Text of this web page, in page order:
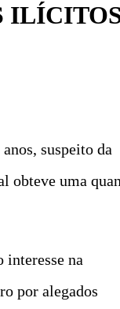
suspeito da
obteve uma
interesse na
por alegados